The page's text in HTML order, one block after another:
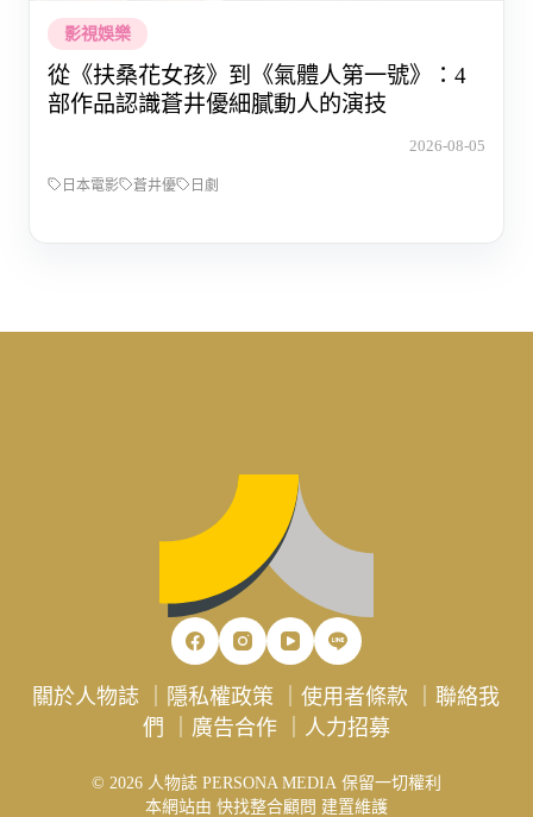
影視娛樂
從《扶桑花女孩》到《氣體人第一號》：4
部作品認識蒼井優細膩動人的演技
2026-08-05
日本電影 蒼井優 日劇
關於人物誌 隱私權政策 ｜使用者條款 ｜聯絡我
們
廣告合作｜ 人力招募
© 2026 人物誌 PERSONA MEDIA 保留一切權利
本網站由 快找整合顧問 建置維護